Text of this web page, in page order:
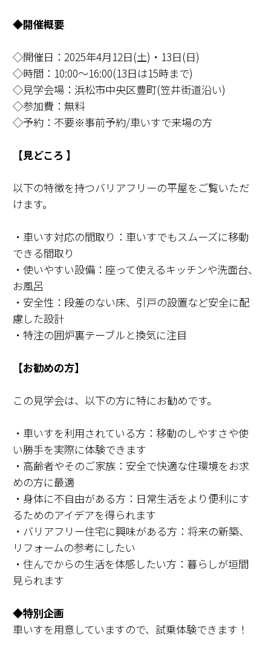
◆開催概要
◇開催日：2025年4月12日(土)・13日(日)
◇時間：10:00～16:00(13日は15時まで)
◇見学会場：浜松市中央区豊町(笠井街道沿い)
◇参加費：無料
◇予約：不要※事前予約/車いすで来場の方
【見どころ 】
以下の特徴を持つバリアフリーの平屋をご覧いただ
けます。
・車いす対応の間取り：車いすでもスムーズに移動
できる間取り
・使いやすい設備：座って使えるキッチンや洗面台、
お風呂
・安全性：段差のない床、引戸の設置など安全に配
慮した設計
・特注の囲炉裏テーブルと換気に注目
【お勧めの方】
この見学会は、以下の方に特にお勧めです。
・車いすを利用されている方：移動のしやすさや使
い勝手を実際に体験できます
・高齢者やそのご家族：安全で快適な住環境をお求
めの方に最適
・身体に不自由がある方：日常生活をより便利にす
るためのアイデアを得られます
・バリアフリー住宅に興味がある方：将来の新築、
リフォームの参考にしたい
・住んでからの生活を体感したい方：暮らしが垣間
見られます
◆特別企画
車いすを用意していますので、試乗体験できます！